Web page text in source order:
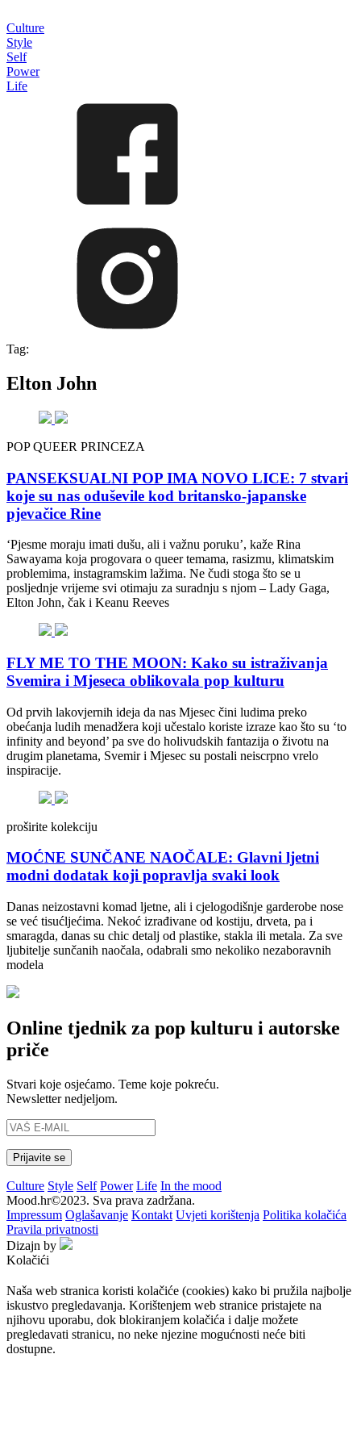
Culture
Style
Self
Power
Life
Tag:
Elton John
POP QUEER PRINCEZA
PANSEKSUALNI POP IMA NOVO LICE: 7 stvari
koje su nas oduševile kod britansko-japanske
pjevačice Rine
‘Pjesme moraju imati dušu, ali i važnu poruku’, kaže Rina
Sawayama koja progovara o queer temama, rasizmu, klimatskim
problemima, instagramskim lažima. Ne čudi stoga što se u
posljednje vrijeme svi otimaju za suradnju s njom – Lady Gaga,
Elton John, čak i Keanu Reeves
FLY ME TO THE MOON: Kako su istraživanja
Svemira i Mjeseca oblikovala pop kulturu
Od prvih lakovjernih ideja da nas Mjesec čini ludima preko
obećanja ludih menadžera koji učestalo koriste izraze kao što su ‘to
infinity and beyond’ pa sve do holivudskih fantazija o životu na
drugim planetama, Svemir i Mjesec su postali neiscrpno vrelo
inspiracije.
proširite kolekciju
MOĆNE SUNČANE NAOČALE: Glavni ljetni
modni dodatak koji popravlja svaki look
Danas neizostavni komad ljetne, ali i cjelogodišnje garderobe nose
se već tisućljećima. Nekoć izrađivane od kostiju, drveta, pa i
smaragda, danas su chic detalj od plastike, stakla ili metala. Za sve
ljubitelje sunčanih naočala, odabrali smo nekoliko nezaboravnih
modela
Online tjednik za pop kulturu i autorske
priče
Stvari koje osjećamo. Teme koje pokreću.
Newsletter nedjeljom.
Culture Style Self Power Life In the mood
Mood.hr©2023. Sva prava zadržana.
Impressum Oglašavanje Kontakt Uvjeti korištenja Politika kolačića
Pravila privatnosti
Dizajn by
Kolačići
Naša web stranica koristi kolačiće (cookies) kako bi pružila najbolje
iskustvo pregledavanja. Korištenjem web stranice pristajete na
njihovu uporabu, dok blokiranjem kolačića i dalje možete
pregledavati stranicu, no neke njezine mogućnosti neće biti
dostupne.